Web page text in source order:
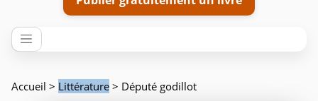
Accueil > Littérature > Député godillot